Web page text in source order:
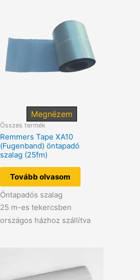
Megnézem
Összes termék
Remmers Tape XA10
(Fugenband) öntapadó
szalag (25fm)
Tovább olvasom
Öntapadós szalag
25 m-es tekercsben
országos házhoz szállítva